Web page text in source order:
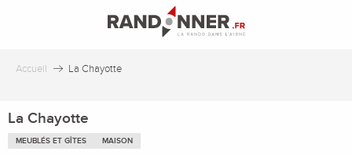
principal
Accueil La Chayotte
La Chayotte
MEUBLÉS ET GÎTES MAISON